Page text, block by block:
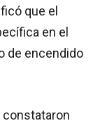
que el
en el
de encendido
constataron